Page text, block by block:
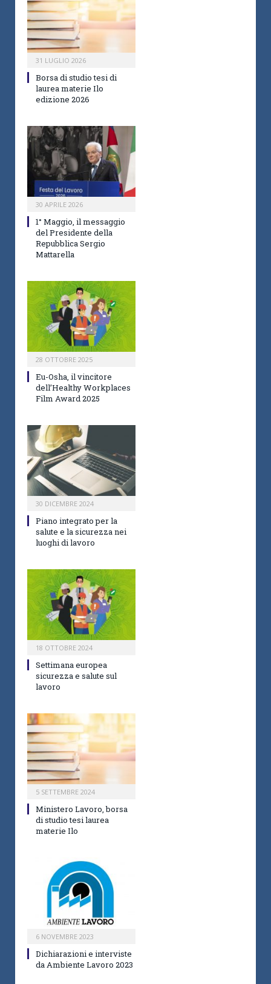
31 LUGLIO 2026
Borsa di studio tesi di
laurea materie Ilo
edizione 2026
30 APRILE 2026
1° Maggio, il messaggio
del Presidente della
Repubblica Sergio
Mattarella
28 OTTOBRE 2025
Eu-Osha, il vincitore
dell’Healthy Workplaces
Film Award 2025
30 DICEMBRE 2024
Piano integrato per la
salute e la sicurezza nei
luoghi di lavoro
18 OTTOBRE 2024
Settimana europea
sicurezza e salute sul
lavoro
5 SETTEMBRE 2024
Ministero Lavoro, borsa
di studio tesi laurea
materie Ilo
6 NOVEMBRE 2023
Dichiarazioni e interviste
da Ambiente Lavoro 2023